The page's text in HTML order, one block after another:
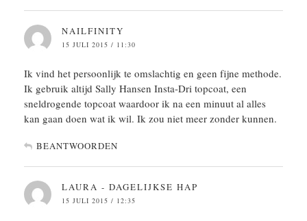
NAILFINITY
15 JULI 2015 / 11:30
Ik vind het persoonlijk te omslachtig en geen fijne methode.
Ik gebruik altijd Sally Hansen Insta-Dri topcoat, een
sneldrogende topcoat waardoor ik na een minuut al alles
kan gaan doen wat ik wil. Ik zou niet meer zonder kunnen.
BEANTWOORDEN
LAURA - DAGELIJKSE HAP
15 JULI 2015 / 12:35